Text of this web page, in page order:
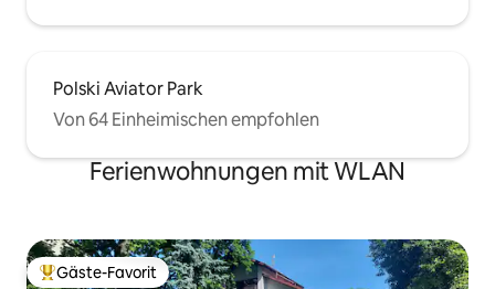
Polski Aviator Park
Von 64 Einheimischen empfohlen
Ferienwohnungen mit WLAN
Beliebter Gäste-Favorit.
Gäste-Favorit